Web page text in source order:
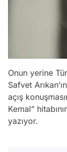
Onun yerine
Safvet
açış
Kemal”
yazıyor.